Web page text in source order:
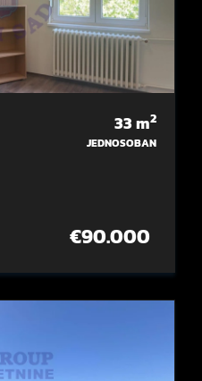
33m2
JEDNOSOBAN
€90.000